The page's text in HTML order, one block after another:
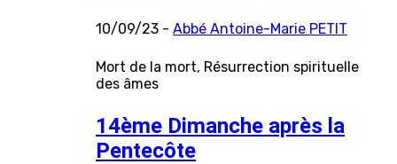
10/09/23 - Abbé Antoine-Marie PETIT
Mort de la mort, Résurrection spirituelle
des âmes
14ème Dimanche après la
Pentecôte